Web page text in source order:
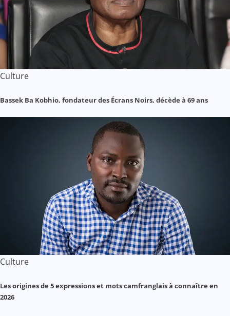
Culture
Bassek Ba Kobhio, fondateur des Écrans Noirs, décède à 69 ans
Culture
Les origines de 5 expressions et mots camfranglais à connaître en
2026